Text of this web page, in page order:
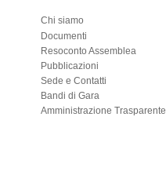
Chi siamo
Documenti
Resoconto Assemblea
Pubblicazioni
Sede e Contatti
Bandi di Gara
Amministrazione Trasparente